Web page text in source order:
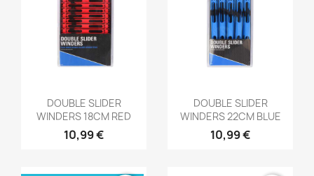
Aperçu rapide
DOUBLE SLIDER
WINDERS 18CM RED
10,99 €
Aperçu rapide
DOUBLE SLIDER
WINDERS 22CM BLUE
10,99 €